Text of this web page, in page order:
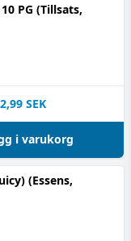
PG (Tillsats,
SEK
i varukorg
(Essens,